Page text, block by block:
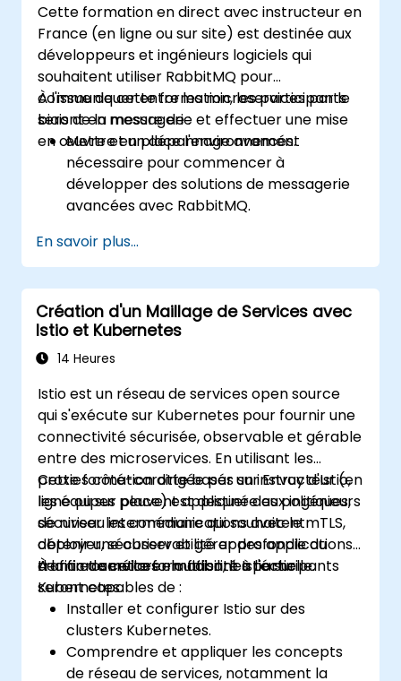
Cette formation en direct avec instructeur en
France (en ligne ou sur site) est destinée aux
développeurs et ingénieurs logiciels qui
souhaitent utiliser RabbitMQ pour
communiquer entre les microservices par le
biais de la messagerie et effectuer une mise
en œuvre et un dépannage avancés.
À l'issue de cette formation, les participants
seront en mesure de :
Mettre en place l'environnement
nécessaire pour commencer à
développer des solutions de messagerie
avancées avec RabbitMQ.
architecture distribuée de microservices
avec RabbitMQ.
Apprendre à mettre en œuvre une
configuration avancée, la sécurité, le
réseau, la haute disponibilité et la
réplication.
rencontrés dans les installations
RabbitMQ et savoir comment les
résoudre.
Apprendre l'optimisation de la mémoire,
le contrôle de flux et le réglage avancé
des performances.
Appliquer des techniques de dépannage
avancées.
En savoir plus...
Création d'un Maillage de Services avec
Istio et Kubernetes
14 Heures
Istio est un réseau de services open source
qui s'exécute sur Kubernetes pour fournir une
connectivité sécurisée, observable et gérable
entre des microservices. En utilisant les
proxies côté-carotte basés sur Envoy d'Istio,
les équipes peuvent appliquer des politiques,
sécuriser les communications avec le mTLS,
obtenir une observabilité approfondie du
trafic et améliorer la fiabilité à l'échelle.
Cette formation dirigée par un instructeur (en
ligne ou sur place) est destinée aux ingénieurs
de niveau intermédiaire qui souhaitent
déployer, sécuriser et gérer des applications
de microservices en utilisant Istio sur
Kubernetes.
À la fin de cette formation, les participants
seront capables de :
Installer et configurer Istio sur des
clusters Kubernetes.
Comprendre et appliquer les concepts
de réseau de services, notamment la